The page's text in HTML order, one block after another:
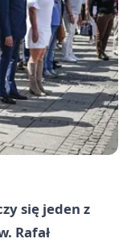
się jeden z
Rafał